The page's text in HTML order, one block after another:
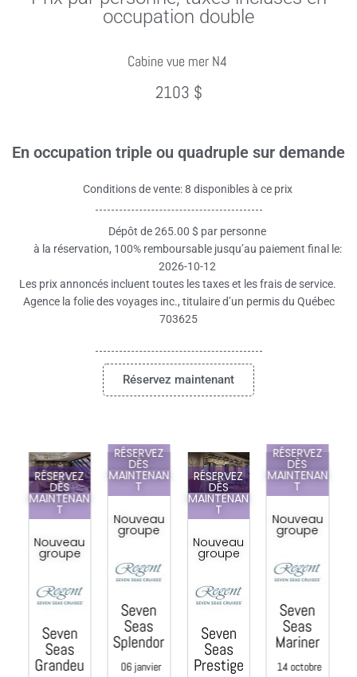
occupation double
Cabine vue mer N4
2103 $
En occupation triple ou quadruple sur demande
Conditions de vente: 8 disponibles à ce prix
Dépôt de 265.00 $ par personne
à la réservation, 100% remboursable jusqu’au paiement final le:
2026-10-12
Les prix annoncés incluent toutes les taxes et les frais de service.
Agence la folie des voyages inc., titulaire d’un permis du Québec
703625
Réservez maintenant
RÉSERVEZ
DÈS
MAINTENAN
T
Nouveau
groupe
Seven
Seas
Grandeu
RÉSERVEZ
DÈS
MAINTENAN
T
Nouveau
groupe
Seven
Seas
Splendor
06 janvier
RÉSERVEZ
DÈS
MAINTENAN
T
Nouveau
groupe
Seven
Seas
Prestige
RÉSERVEZ
DÈS
MAINTENAN
T
Nouveau
groupe
Seven
Seas
Mariner
14 octobre